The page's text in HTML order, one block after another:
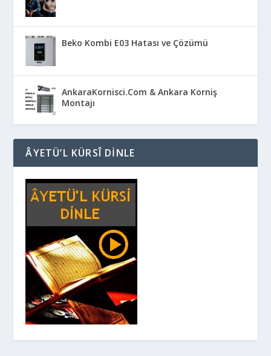
Beko Kombi E03 Hatası ve Çözümü
AnkaraKornisci.Com & Ankara Korniş
Montajı
ÂYETÜ’L KÜRSÎ DINLE